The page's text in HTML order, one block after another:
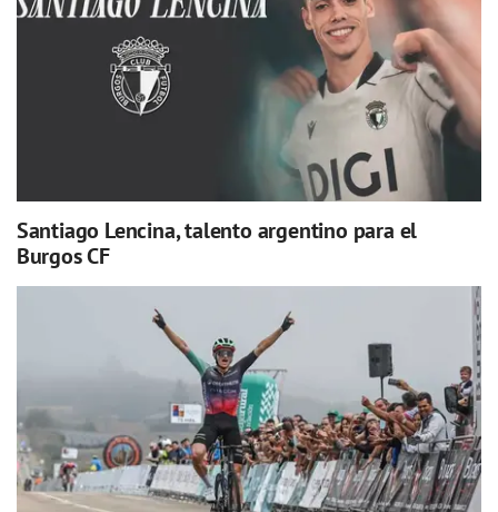
Santiago Lencina, talento argentino para el
Burgos CF